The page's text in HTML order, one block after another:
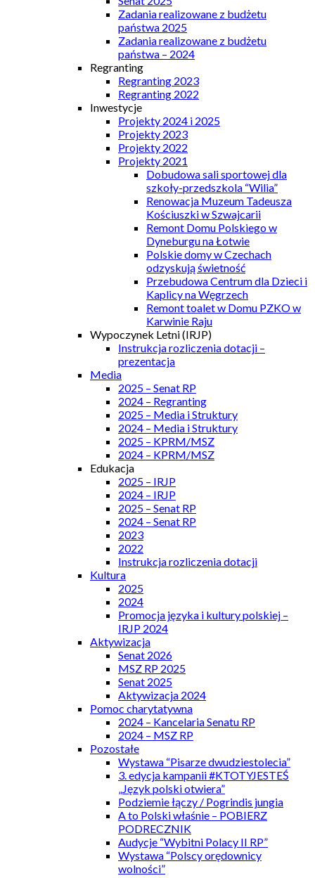
Zadania realizowane z budżetu
państwa 2025
Zadania realizowane z budżetu
państwa – 2024
Regranting
Regranting 2023
Regranting 2022
Inwestycje
Projekty 2024 i 2025
Projekty 2023
Projekty 2022
Projekty 2021
Dobudowa sali sportowej dla
szkoły-przedszkola “Wilia”
Renowacja Muzeum Tadeusza
Kościuszki w Szwajcarii
Remont Domu Polskiego w
Dyneburgu na Łotwie
Polskie domy w Czechach
odzyskują świetność
Przebudowa Centrum dla Dzieci i
Kaplicy na Węgrzech
Remont toalet w Domu PZKO w
Karwinie Raju
Wypoczynek Letni (IRJP)
Instrukcja rozliczenia dotacji –
prezentacja
Media
2025 – Senat RP
2024 – Regranting
2025 – Media i Struktury
2024 – Media i Struktury
2025 – KPRM/MSZ
2024 – KPRM/MSZ
Edukacja
2025 – IRJP
2024 – IRJP
2025 – Senat RP
2024 – Senat RP
2023
2022
Instrukcja rozliczenia dotacji
Kultura
2025
2024
Promocja języka i kultury polskiej –
IRJP 2024
Aktywizacja
Senat 2026
MSZ RP 2025
Senat 2025
Aktywizacja 2024
Pomoc charytatywna
2024 – Kancelaria Senatu RP
2024 – MSZ RP
Pozostałe
Wystawa “Pisarze dwudziestolecia”
3. edycja kampanii #KTOTYJESTEŚ
„Język polski otwiera”
Podziemie łączy / Pogrindis jungia
A to Polski właśnie – POBIERZ
PODRECZNIK
Audycje “Wybitni Polacy II RP”
Wystawa “Polscy orędownicy
wolności”